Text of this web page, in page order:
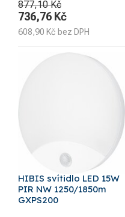
877,10 Kč
736,76 Kč
608,90 Kč bez DPH
HIBIS svítidlo LED 15W
PIR NW 1250/1850m
GXPS200